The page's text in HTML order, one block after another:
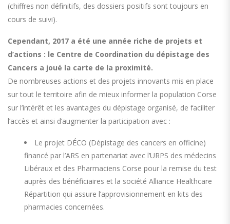
(chiffres non définitifs, des dossiers positifs sont toujours en
cours de suivi).
Cependant, 2017 a été une année riche de projets et
d’actions : le Centre de Coordination du dépistage des
Cancers a joué la carte de la proximité.
De nombreuses actions et des projets innovants mis en place
sur tout le territoire afin de mieux informer la population Corse
sur l’intérêt et les avantages du dépistage organisé, de faciliter
l’accès et ainsi d’augmenter la participation avec :
Le projet DÉCO (Dépistage des cancers en officine)
financé par l’ARS en partenariat avec l’URPS des médecins
Libéraux et des Pharmaciens Corse pour la remise du test
auprès des bénéficiaires et la société Alliance Healthcare
Répartition qui assure l’approvisionnement en kits des
pharmacies concernées.